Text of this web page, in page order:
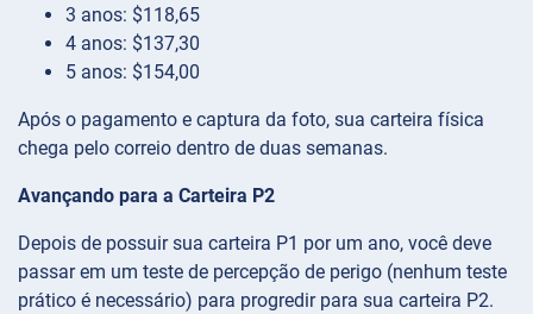
3 anos: $118,65
4 anos: $137,30
5 anos: $154,00
Após o pagamento e captura da foto, sua carteira física
chega pelo correio dentro de duas semanas.
Avançando para a Carteira P2
Depois de possuir sua carteira P1 por um ano, você deve
passar em um teste de percepção de perigo (nenhum teste
prático é necessário) para progredir para sua carteira P2.